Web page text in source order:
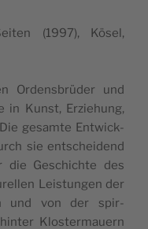
(1997), Kösel,
Ordens­brüder und
in Kun­st, Erziehung,
gesamte Entwick­
sie entschei­dend
die Geschichte des
Leis­tun­gen der
und von der spir­
Kloster­mauern